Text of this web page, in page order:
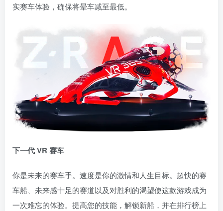
实赛车体验，确保将晕车减至最低。
下一代 VR 赛车
你是未来的赛车手。速度是你的激情和人生目标。超快的赛
车船、未来感十足的赛道以及对胜利的渴望使这款游戏成为
一次难忘的体验。提高您的技能，解锁新船，并在排行榜上